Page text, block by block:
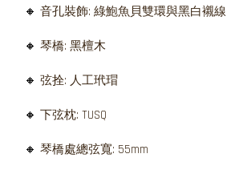
🔸 音孔裝飾: 綠鮑魚貝雙環與黑白襯線
🔸 琴橋: 黑檀木
🔸 弦拴: 人工玳瑁
🔸 下弦枕: TUSQ
🔸 琴橋處總弦寬: 55mm